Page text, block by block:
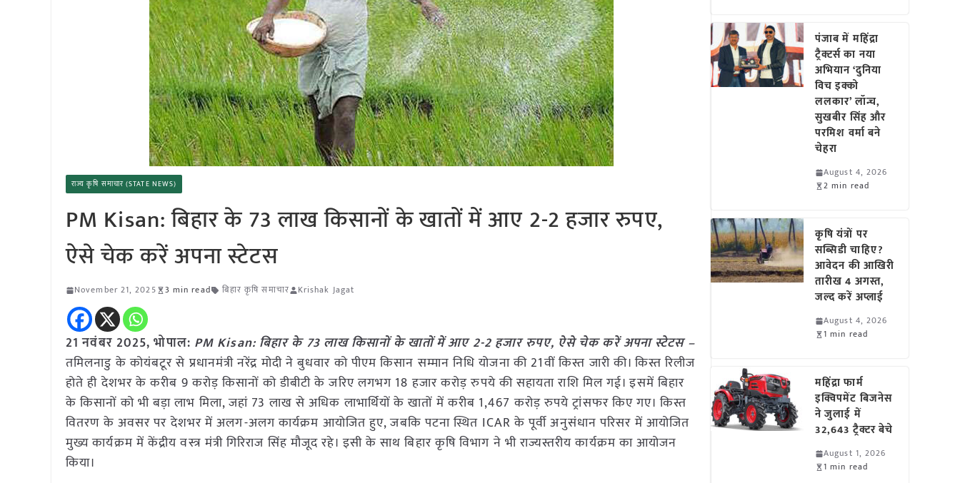
राज्य कृषि समाचार (STATE NEWS)
PM Kisan: बिहार के 73 लाख किसानों के खातों में आए 2-2 हजार रुपए,
ऐसे चेक करें अपना स्टेटस
November 21, 2025 3 min read बिहार कृषि समाचार Krishak Jagat
21 नवंबर 2025, भोपाल: PM Kisan: बिहार के 73 लाख किसानों के खातों में आए 2-2 हजार रुपए, ऐसे चेक करें अपना स्टेटस –
तमिलनाडु के कोयंबटूर से प्रधानमंत्री नरेंद्र मोदी ने बुधवार को पीएम किसान सम्मान निधि योजना की 21वीं किस्त जारी की। किस्त रिलीज
होते ही देशभर के करीब 9 करोड़ किसानों को डीबीटी के जरिए लगभग 18 हजार करोड़ रुपये की सहायता राशि मिल गई। इसमें बिहार
के किसानों को भी बड़ा लाभ मिला, जहां 73 लाख से अधिक लाभार्थियों के खातों में करीब 1,467 करोड़ रुपये ट्रांसफर किए गए। किस्त
वितरण के अवसर पर देशभर में अलग-अलग कार्यक्रम आयोजित हुए, जबकि पटना स्थित ICAR के पूर्वी अनुसंधान परिसर में आयोजित
मुख्य कार्यक्रम में केंद्रीय वस्त्र मंत्री गिरिराज सिंह मौजूद रहे। इसी के साथ बिहार कृषि विभाग ने भी राज्यस्तरीय कार्यक्रम का आयोजन
किया।
पंजाब में महिंद्रा
ट्रैक्टर्स का नया
अभियान ‘दुनिया
विच इक्को
ललकार’ लॉन्च,
सुखबीर सिंह और
परमिश वर्मा बने
चेहरा
August 4, 2026
2 min read
कृषि यंत्रों पर
सब्सिडी चाहिए?
आवेदन की आखिरी
तारीख 4 अगस्त,
जल्द करें अप्लाई
August 4, 2026
1 min read
महिंद्रा फार्म
इक्विपमेंट बिजनेस
ने जुलाई में
32,643 ट्रैक्टर बेचे
August 1, 2026
1 min read